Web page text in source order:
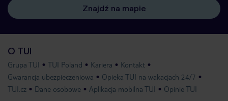
Znajdź na mapie
O TUI
Grupa TUI TUI Poland Kariera
Kontakt
Gwarancja ubezpieczeniowa
Opieka TUI na wakacjach 24/7
TUI.cz
Dane osobowe Aplikacja mobilna TUI Opinie TUI